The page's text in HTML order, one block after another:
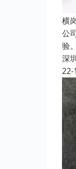
横
公
验
深
22-